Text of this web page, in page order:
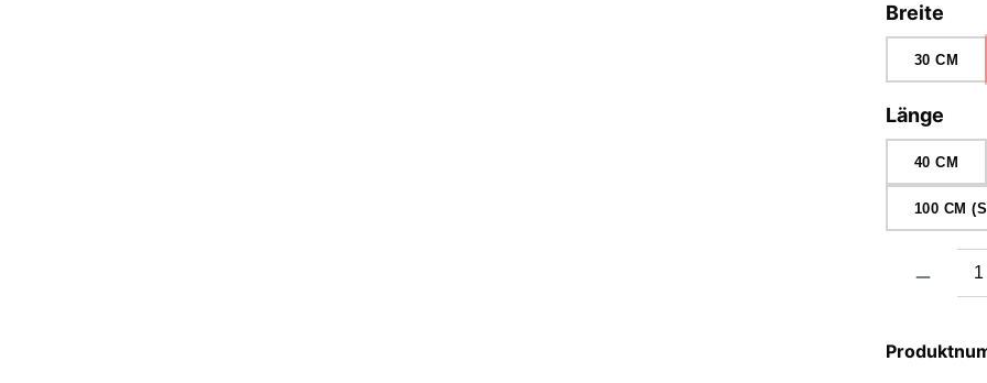
Breite
30 CM
Länge
40 CM
100 CM